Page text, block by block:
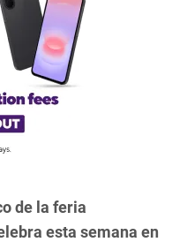
de la feria
esta semana en